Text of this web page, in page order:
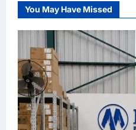
You May Have Missed